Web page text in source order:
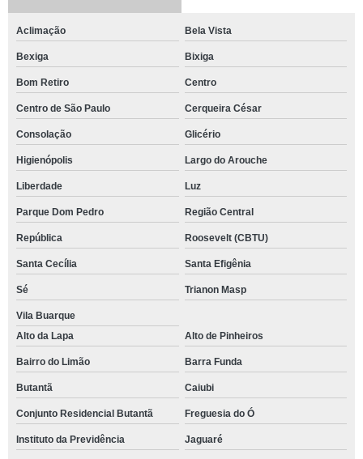
Aclimação Bela Vista
Bexiga Bixiga
Bom Retiro Centro
Centro de São Paulo Cerqueira César
Consolação Glicério
Higienópolis Largo do Arouche
Liberdade Luz
Parque Dom Pedro Região Central
República Roosevelt (CBTU)
Santa Cecília Santa Efigênia
Sé Trianon Masp
Vila Buarque
Alto da Lapa
Alto de Pinheiros
Bairro do Limão Barra Funda
Butantã Caiubi
Conjunto Residencial Butantã Freguesia do Ó
Instituto da Previdência Jaguaré